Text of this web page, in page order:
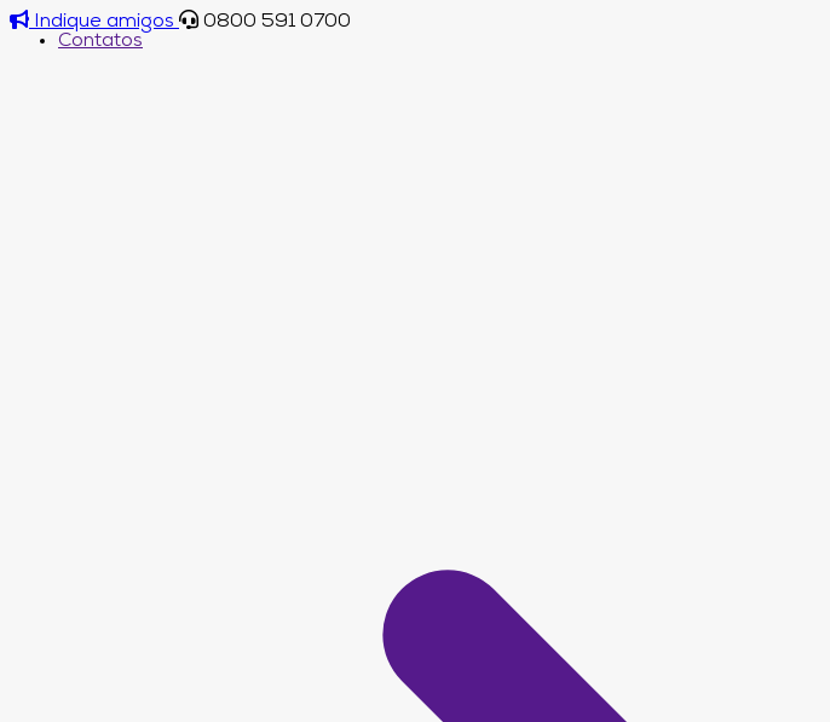
Indique amigos
0800 591 0700
Contatos